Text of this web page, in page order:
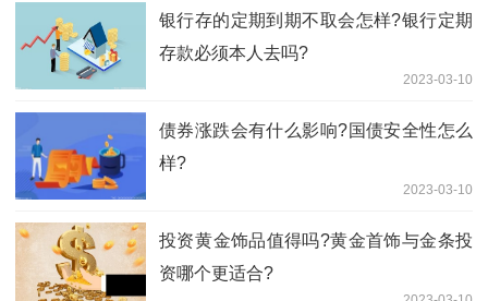
银行存的定期到期不取会怎样?银行定期
存款必须本人去吗?
2023-03-10
债券涨跌会有什么影响?国债安全性怎么
样?
2023-03-10
投资​黄金饰品值得吗?黄金首饰与金条投
资哪个更适合?